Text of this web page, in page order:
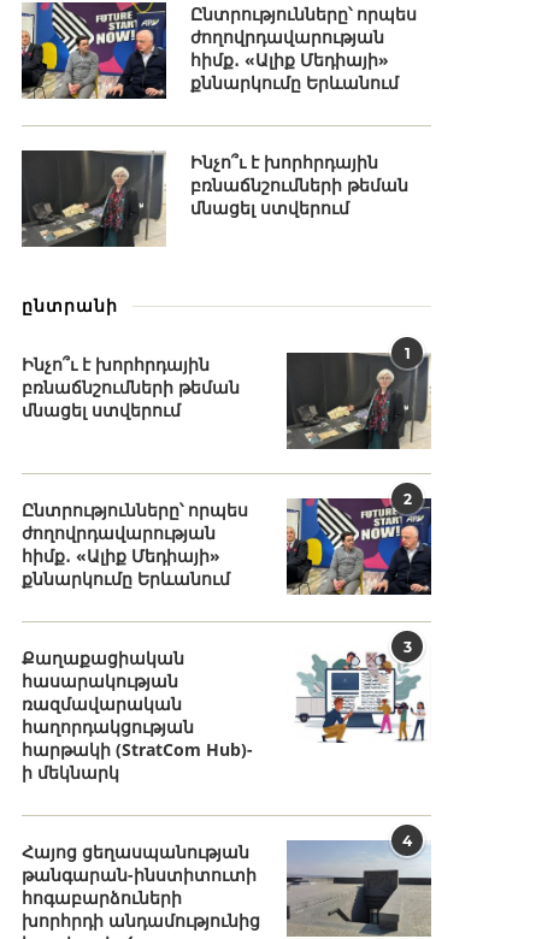
Ընտրությունները՝ որպես
ժողովրդավարության
հիմք․ «Ալիք Մեդիայի»
քննարկումը Երևանում
Ինչո՞ւ է խորհրդային
բռնաճնշումների թեման
մնացել ստվերում
ընտրանի
1
Ինչո՞ւ է խորհրդային
բռնաճնշումների թեման
մնացել ստվերում
2
Ընտրությունները՝ որպես
ժողովրդավարության
հիմք․ «Ալիք Մեդիայի»
քննարկումը Երևանում
3
Քաղաքացիական
հասարակության
ռազմավարական
հաղորդակցության
հարթակի (StratCom Hub)-
ի մեկնարկ
4
Հայոց ցեղասպանության
թանգարան-ինստիտուտի
հոգաբարձուների
խորհրդի անդամությունից